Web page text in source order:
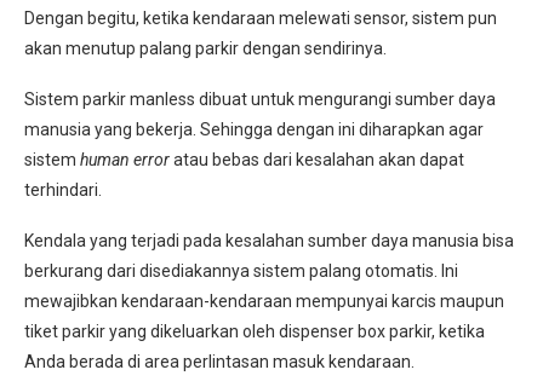
Dengan begitu, ketika kendaraan melewati sensor, sistem pun
akan menutup palang parkir dengan sendirinya.
Sistem parkir manless dibuat untuk mengurangi sumber daya
manusia yang bekerja. Sehingga dengan ini diharapkan agar
sistem human erroratau bebas dari kesalahan akan dapat
terhindari.
Kendala yang terjadi pada kesalahan sumber daya manusia bisa
berkurang dari disediakannya sistem palang otomatis. Ini
mewajibkan kendaraan-kendaraan mempunyai karcis maupun
tiket parkir yang dikeluarkan oleh dispenser box parkir, ketika
Anda berada di area perlintasan masuk kendaraan.